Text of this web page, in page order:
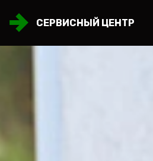
СЕРВИСНЫЙ ЦЕНТР